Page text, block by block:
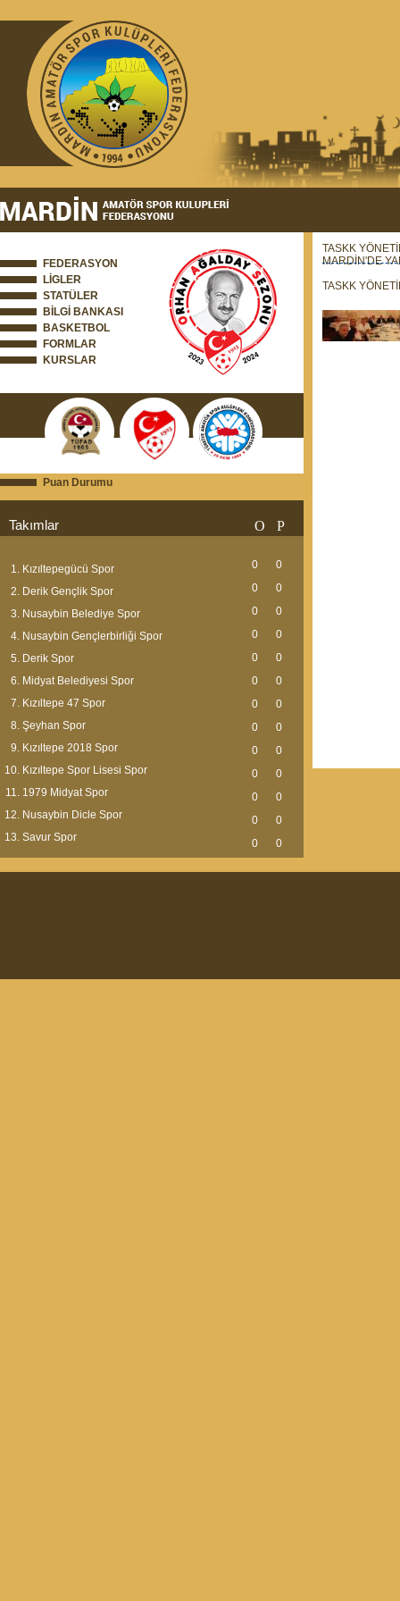
FEDERASYON
LİGLER
STATÜLER
BİLGİ BANKASI
BASKETBOL
FORMLAR
KURSLAR
Puan Durumu
Takımlar O P
Kızıltepegücü Spor
Derik Gençlik Spor
Nusaybin Belediye Spor
Nusaybin Gençlerbirliği Spor
Derik Spor
Midyat Belediyesi Spor
Kızıltepe 47 Spor
Şeyhan Spor
Kızıltepe 2018 Spor
Kızıltepe Spor Lisesi Spor
1979 Midyat Spor
Nusaybin Dicle Spor
Savur Spor
0
0
0
0
0
0
0
0
0
0
0
0
0
0
0
0
0
0
0
0
0
0
0
0
0
0
TASKK
MARDİN'DE
TASKK